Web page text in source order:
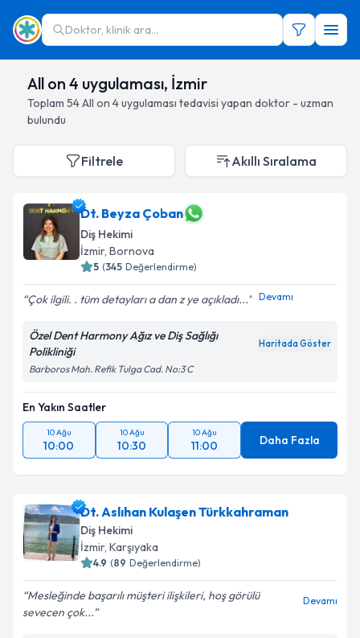
Doktor, klinik ara...
All on 4 uygulaması, İzmir
Toplam 54All on 4 uygulaması tedavisi yapan doktor - uzman
bulundu
Filtrele Akıllı Sıralama
Dt. Beyza Çoban
Diş Hekimi
İzmir, Bornova
5 (345 Değerlendirme)
Çok ilgili. . tüm detayları a dan z ye açıkladı... Devamı
Özel Dent Harmony Ağız ve Diş Sağlığı
Polikliniği
Haritada Göster
Barboros Mah. Refik Tulga Cad. No:3 C
En Yakın Saatler
10 Ağu
10:00
10 Ağu
10:30
10 Ağu
11:00 Daha Fazla
Dt. Aslıhan Kulaşen Türkkahraman
Diş Hekimi
İzmir, Karşıyaka
4.9 (89 Değerlendirme)
Mesleğinde başarılı müşteri ilişkileri, hoş görülü
sevecen çok...
Devamı